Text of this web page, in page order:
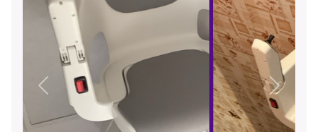
Précédent Suivant